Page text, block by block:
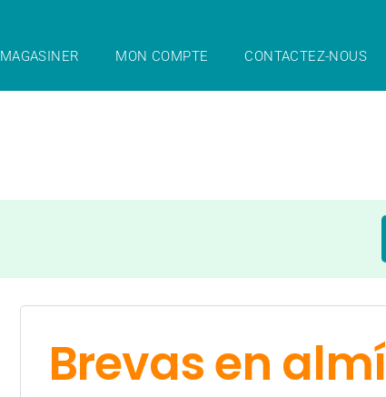
MAGASINER MON COMPTE CONTACTEZ-NOUS
Brevas en